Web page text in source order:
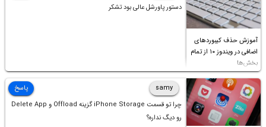
آموزش حذف کیبوردهای
اضافی در ویندوز ۱۰ از تمام
بخش‌ها
دستور پاورشل عالی بود تشکر
samy
چرا تو قسمت iPhone Storage گزینه Offload و Delete App
رو دیگ نداره؟
پاسخ